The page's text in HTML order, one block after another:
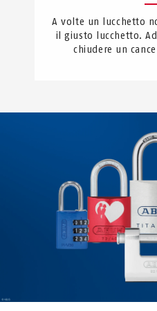
A volte un lucchetto
il giusto lucchetto.
chiudere un